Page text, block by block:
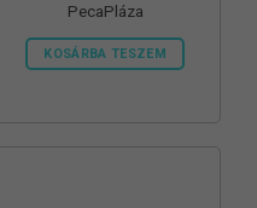
PecaPláza
KOSÁRBA TESZEM